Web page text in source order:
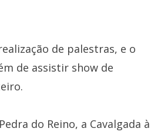
de palestras, e o
de assistir show de
do Reino, a Cavalgada à